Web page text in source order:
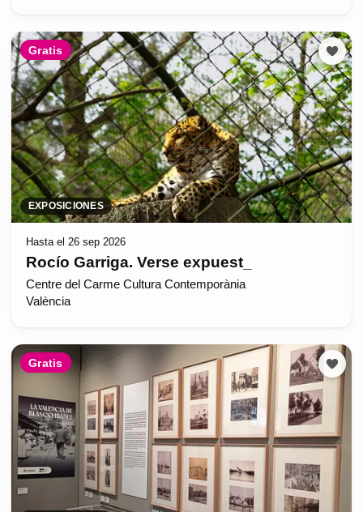
Gratis
EXPOSICIONES
Hasta el 26 sep 2026
Rocío Garriga. Verse expuest_
Centre del Carme Cultura Contemporània
València
Gratis